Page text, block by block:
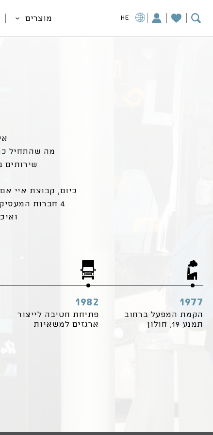
HE מוצרים
מה שהתחיל
שירותים
כיום, קבוצת איי
1977
הקמת המפעל ברחוב
תמנע 19, חולון
1982
פתיחת חטיבה לייצור
ארגזים למשאיות